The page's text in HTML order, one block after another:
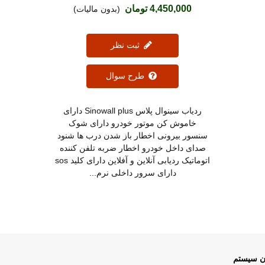
4,450,000 تومان (بدون مالیات)
ثبت نظر
طرح سوال
ردیاب سینوال پلاس Sinowall plus دارای
خاموش کن موتور خودرو دارای شوک
سنسور بیرونی اخطار باز شدن درب ها شنود
صدای داخل خودرو اخطار ضربه تلفن کننده
اتوماتیک ردیابی آنلاین و آفلاین دارای کلید sos
دارای سرور داخلی نرم...
سیستم